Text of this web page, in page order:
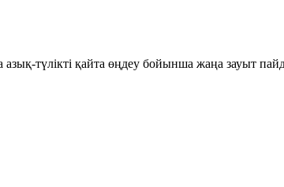
түлікті қайта өңдеу бойынша жаңа зауыт